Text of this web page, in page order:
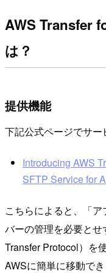
AWS Transfer
は？
提供機能
下記公式ページでサー
Introducing AWS
SFTP Service for
こちらによると、「
バーの管理を必要と
Transfer Protocol）を
AWSに簡単に移動でき